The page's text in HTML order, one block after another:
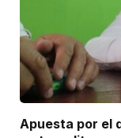
Apuesta por el